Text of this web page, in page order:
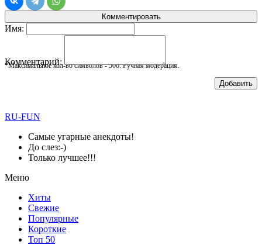
Комментировать
Имя:
Комментарий:
*Максимальное кол-во символов - 500. Ручная модерация.
Добавить
RU-FUN
Самые угарные анекдоты!
До слез:-)
Только лучшее!!!
Меню
Хиты
Свежие
Популярные
Короткие
Топ 50